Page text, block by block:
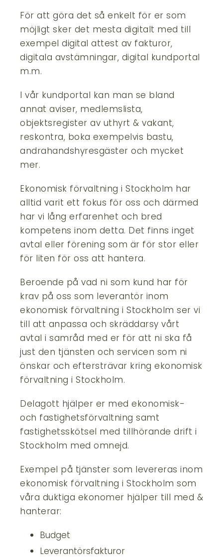
För att göra det så enkelt för er som
möjligt sker det mesta digitalt med till
exempel digital attest av fakturor,
digitala avstämningar, digital kundportal
m.m.
I vår kundportal kan man se bland
annat aviser, medlemslista,
objektsregister av uthyrt & vakant,
reskontra, boka exempelvis bastu,
andrahandshyresgäster och mycket
mer.
Ekonomisk förvaltning i Stockholm har
alltid varit ett fokus för oss och därmed
har vi lång erfarenhet och bred
kompetens inom detta. Det finns inget
avtal eller förening som är för stor eller
för liten för oss att hantera.
Beroende på vad ni som kund har för
krav på oss som leverantör inom
ekonomisk förvaltning i Stockholm ser vi
till att anpassa och skräddarsy vårt
avtal i samråd med er för att ni ska få
just den tjänsten och servicen som ni
önskar och eftersträvar kring ekonomisk
förvaltning i Stockholm.
Delagott hjälper er med ekonomisk-
och fastighetsförvaltning samt
fastighetsskötsel med tillhörande drift i
Stockholm med omnejd.
Exempel på tjänster som levereras inom
ekonomisk förvaltning i Stockholm som
våra duktiga ekonomer hjälper till med &
hanterar:
Budget
Leverantörsfakturor